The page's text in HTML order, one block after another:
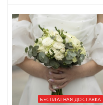
БЕСПЛАТНАЯ ДОСТАВКА